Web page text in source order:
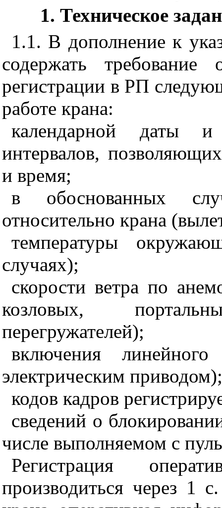
1. Техническое
1.1. В дополнение к
содержать требование
регистрации в РП
работе крана:
календарной даты
интервалов,
и время;
в обоснованных
относительно крана
температуры
случаях);
скорости ветра по
козловых,
перегружателей);
включения
электрическим приводом);
кодов кадров
сведений о
числе выполняемом с
Регистрация
производиться через 1